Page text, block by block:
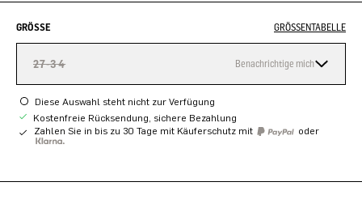
GRÖSSE GRÖSSENTABELLE
27-34 Benachrichtige mich
Diese Auswahl steht nicht zur Verfügung
Kostenfreie Rücksendung, sichere Bezahlung
Zahlen Sie in bis zu 30 Tage mit Käuferschutz mit
oder